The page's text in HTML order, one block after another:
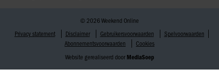
© 2026 Weekend Online
Privacy statement
Disclaimer Gebruikersvoorwaarden
Spelvoorwaarden
Abonnementsvoorwaarden
Cookies
Website gerealiseerd door MediaSoep